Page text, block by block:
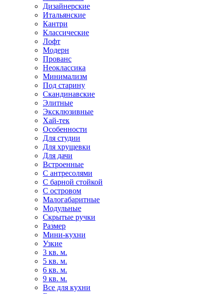
Дизайнерские
Итальянские
Кантри
Классические
Лофт
Модерн
Прованс
Неоклассика
Минимализм
Под старину
Скандинавские
Элитные
Эксклюзивные
Хай-тек
Особенности
Для студии
Для хрущевки
Для дачи
Встроенные
С антресолями
С барной стойкой
С островом
Малогабаритные
Модульные
Скрытые ручки
Размер
Мини-кухни
Узкие
3 кв. м.
5 кв. м.
6 кв. м.
9 кв. м.
Все для кухни